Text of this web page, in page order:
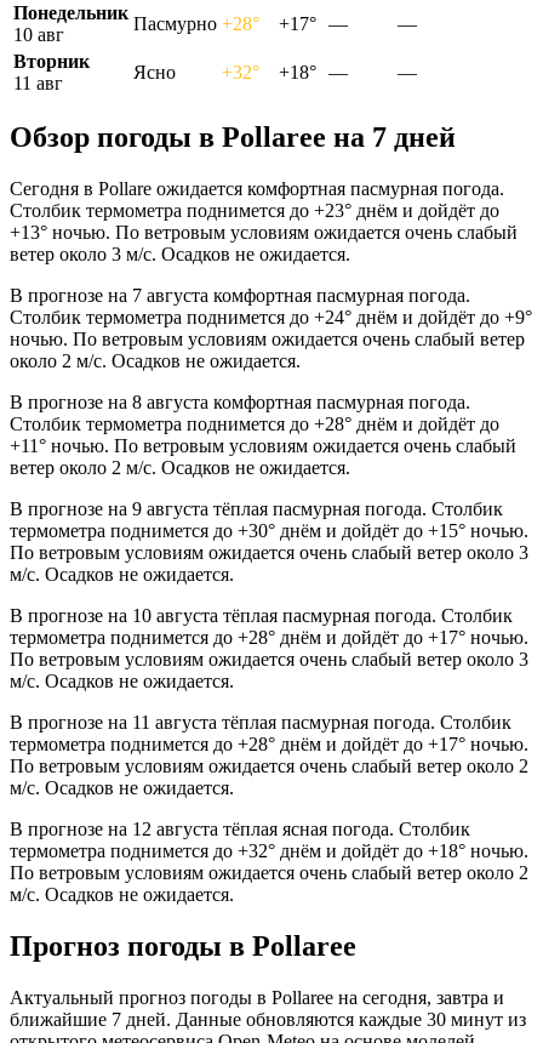
Понедельник
10 авг
Пасмурно +28° +17° —
—
Вторник
11 авг
Ясно +32° +18° — —
Обзор погоды в Pollareе на 7 дней
Сегодня в Pollare ожидается комфортная пасмурная погода.
Столбик термометра поднимется до +23° днём и дойдёт до
+13° ночью. По ветровым условиям ожидается очень слабый
ветер около 3 м/с. Осадков не ожидается.
В прогнозе на 7 августа комфортная пасмурная погода.
Столбик термометра поднимется до +24° днём и дойдёт до +9°
ночью. По ветровым условиям ожидается очень слабый ветер
около 2 м/с. Осадков не ожидается.
В прогнозе на 8 августа комфортная пасмурная погода.
Столбик термометра поднимется до +28° днём и дойдёт до
+11° ночью. По ветровым условиям ожидается очень слабый
ветер около 2 м/с. Осадков не ожидается.
В прогнозе на 9 августа тёплая пасмурная погода. Столбик
термометра поднимется до +30° днём и дойдёт до +15° ночью.
По ветровым условиям ожидается очень слабый ветер около 3
м/с. Осадков не ожидается.
В прогнозе на 10 августа тёплая пасмурная погода. Столбик
термометра поднимется до +28° днём и дойдёт до +17° ночью.
По ветровым условиям ожидается очень слабый ветер около 3
м/с. Осадков не ожидается.
В прогнозе на 11 августа тёплая пасмурная погода. Столбик
термометра поднимется до +28° днём и дойдёт до +17° ночью.
По ветровым условиям ожидается очень слабый ветер около 2
м/с. Осадков не ожидается.
В прогнозе на 12 августа тёплая ясная погода. Столбик
термометра поднимется до +32° днём и дойдёт до +18° ночью.
По ветровым условиям ожидается очень слабый ветер около 2
м/с. Осадков не ожидается.
Прогноз погоды в Pollareе
Актуальный прогноз погоды в Pollareе на сегодня, завтра и
ближайшие 7 дней. Данные обновляются каждые 30 минут из